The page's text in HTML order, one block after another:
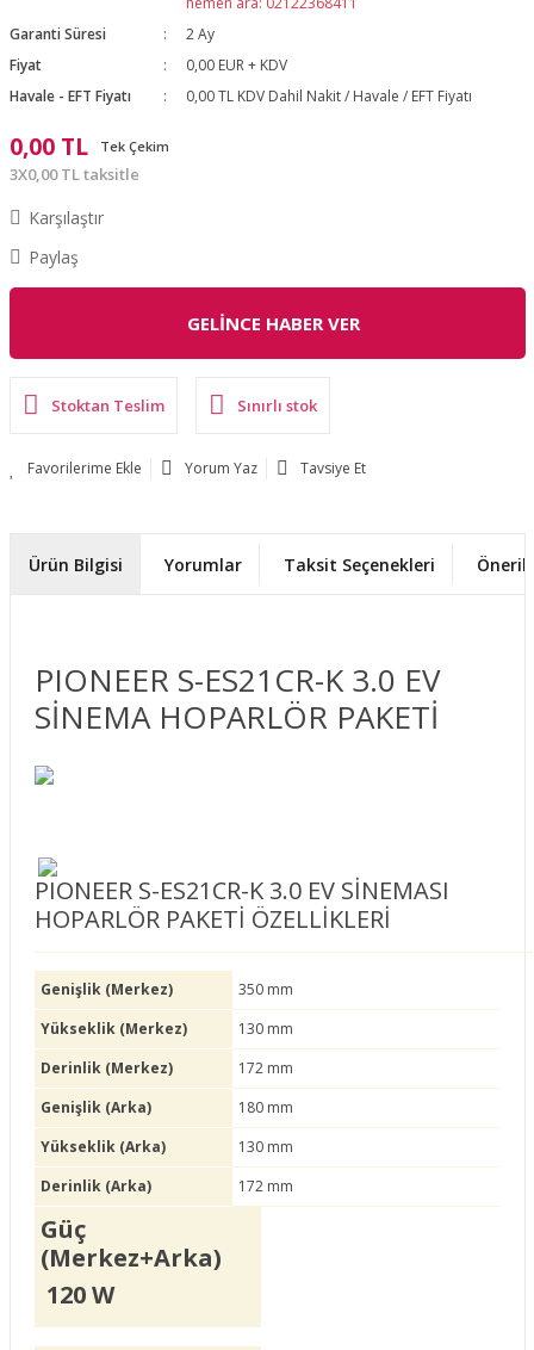
Garanti Süresi
2 Ay
Fiyat
0,00 EUR + KDV
Havale - EFT Fiyatı
0,00 TL KDV Dahil Nakit / Havale / EFT Fiyatı
0,00 TL Tek Çekim
3X0,00 TL taksitle
Karşılaştır
Paylaş
GELİNCE HABER VER
Stoktan Teslim Sınırlı stok
Yorum Yaz Tavsiye Et
Ürün Bilgisi Yorumlar Taksit Seçenekleri
PIONEER S-ES21CR-K 3.0 EV
SİNEMA HOPARLÖR PAKETİ
PIONEER S-ES21CR-K 3.0 EV SİNEMASI
HOPARLÖR PAKETİ ÖZELLİKLERİ
Genişlik (Merkez)
350 mm
Yükseklik (Merkez)
130 mm
Derinlik (Merkez)
172 mm
Genişlik (Arka)
180 mm
Yükseklik (Arka)
130 mm
Derinlik (Arka)
172 mm
Güç
(Merkez+Arka)
120 W